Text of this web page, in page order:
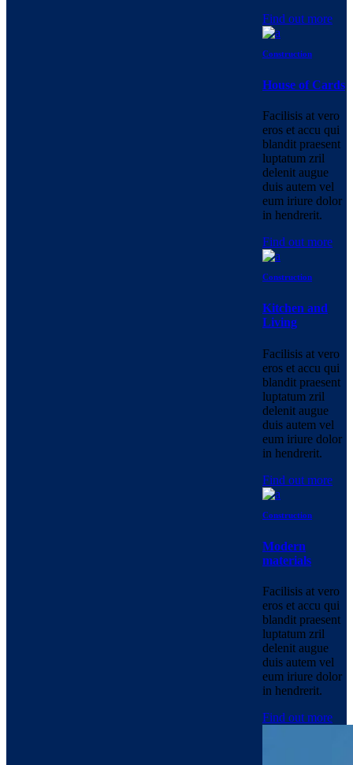
Find out more
Construction
House of Cards
Facilisis at vero
eros et accu qui
blandit praesent
luptatum zril
delenit augue
duis autem vel
eum iriure dolor
in hendrerit.
Find out more
Construction
Kitchen and
Living
Facilisis at vero
eros et accu qui
blandit praesent
luptatum zril
delenit augue
duis autem vel
eum iriure dolor
in hendrerit.
Find out more
Construction
Modern
materials
Facilisis at vero
eros et accu qui
blandit praesent
luptatum zril
delenit augue
duis autem vel
eum iriure dolor
in hendrerit.
Find out more